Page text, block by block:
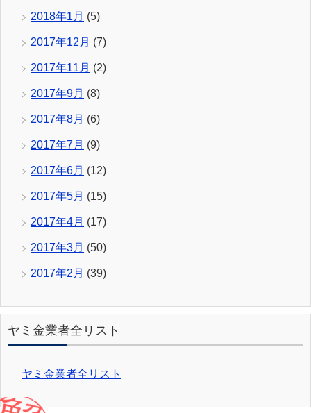
2018年1月 (5)
2017年12月 (7)
2017年11月 (2)
2017年9月 (8)
2017年8月 (6)
2017年7月 (9)
2017年6月 (12)
2017年5月 (15)
2017年4月 (17)
2017年3月 (50)
2017年2月 (39)
ヤミ金業者全リスト
ヤミ金業者全リスト